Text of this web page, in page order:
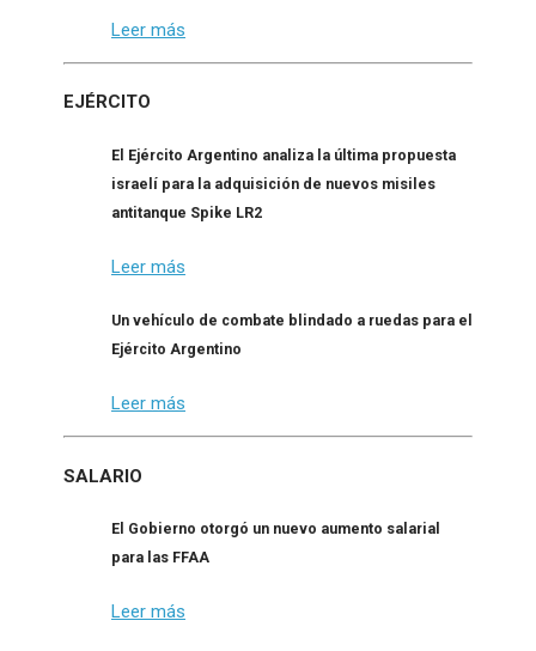
Leer más
EJÉRCITO
El Ejército Argentino analiza la última propuesta
israelí para la adquisición de nuevos misiles
antitanque Spike LR2
Leer más
Un vehículo de combate blindado a ruedas para el
Ejército Argentino
Leer más
SALARIO
El Gobierno otorgó un nuevo aumento salarial
para las FFAA
Leer más